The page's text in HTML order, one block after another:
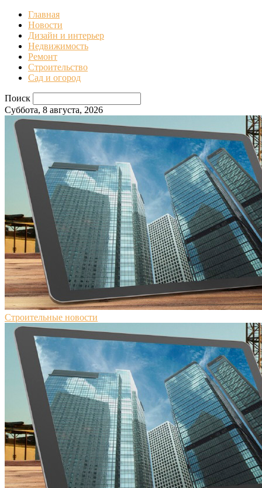
Главная
Новости
Дизайн и интерьер
Недвижимость
Ремонт
Строительство
Сад и огород
Поиск
Суббота, 8 августа, 2026
Строительные новости